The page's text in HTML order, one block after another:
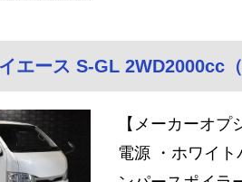
エース S-GL 2WD2000cc
【メーカーオ
電源 ・ホワイ